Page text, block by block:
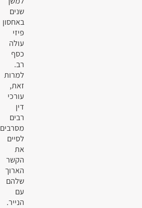
שנים
באחסון
פיזי
עולה
כסף
רב.
למרות
זאת,
עורכי
דין
רבים
מסרבים
לסיים
את
הקשר
הארוך
שלהם
עם
הנייר.